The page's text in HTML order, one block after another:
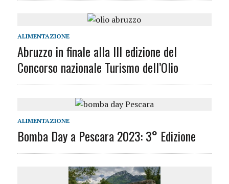
ALIMENTAZIONE
Abruzzo in finale alla III edizione del
Concorso nazionale Turismo dell’Olio
ALIMENTAZIONE
Bomba Day a Pescara 2023: 3° Edizione